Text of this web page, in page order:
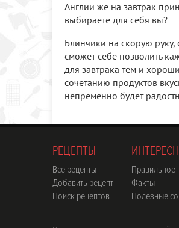
Англии же на завтрак
выбираете для себя вы?
Блинчики на скорую
сможет себе позволить
для завтрака тем и
сочетанию продуктов
непременно будет
РЕЦЕПТЫ
Все рецепты
Добавить рецепт
Поиск рецептов
Правильное
Факты
Полезные